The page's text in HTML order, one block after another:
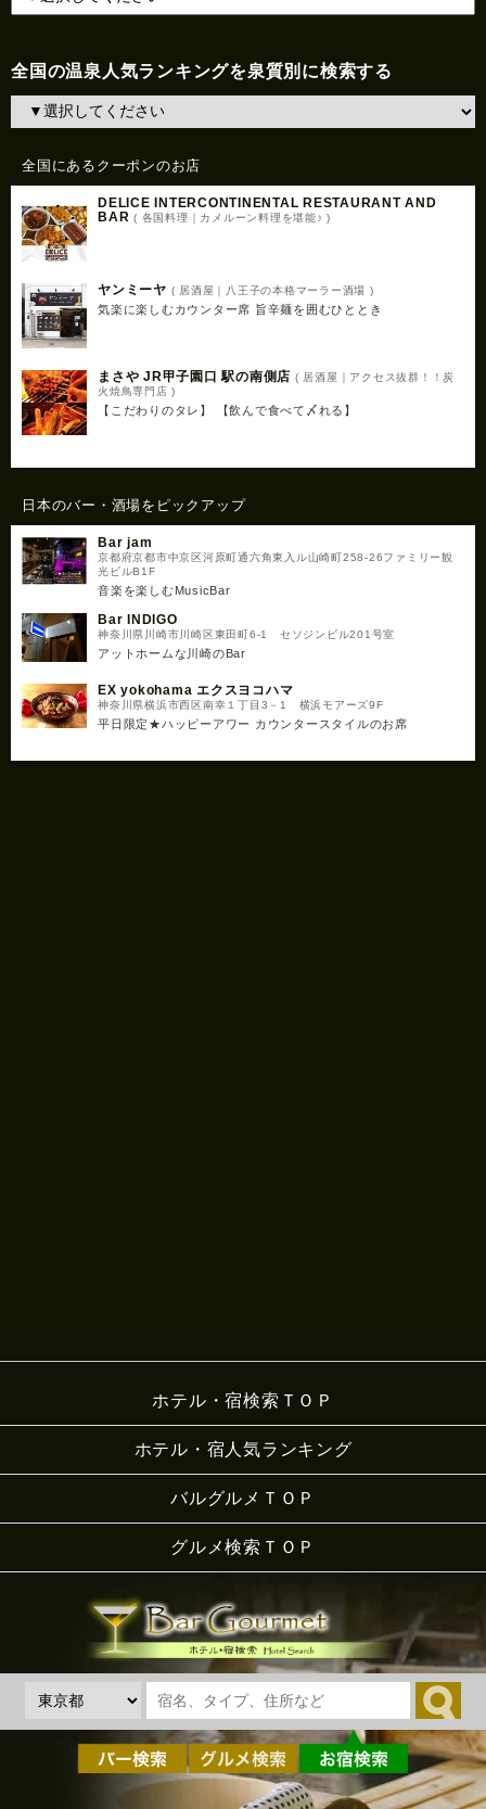
全国の温泉人気ランキングを泉質別に検索する
全国にあるクーポンのお店
DELICE INTERCONTINENTAL RESTAURANT AND
BAR ( 各国料理｜カメルーン料理を堪能♪ )
ヤンミーヤ ( 居酒屋｜八王子の本格マーラー酒場 )
気楽に楽しむカウンター席 旨辛麺を囲むひととき
まさや JR甲子園口 駅の南側店 ( 居酒屋｜アクセス抜群！！炭
火焼鳥専門店 )
【こだわりのタレ】 【飲んで食べて〆れる】
日本のバー・酒場をピックアップ
Bar jam
京都府京都市中京区河原町通六角東入ル山崎町258-26ファミリー観
光ビルB1F
音楽を楽しむMusicBar
Bar INDIGO
神奈川県川崎市川崎区東田町6-1 セソジンビル201号室
アットホームな川崎のBar
EX yokohama エクスヨコハマ
神奈川県横浜市西区南幸１丁目3－1 横浜モアーズ9F
平日限定★ハッピーアワー カウンタースタイルのお席
ホテル・宿検索ＴＯＰ
ホテル・宿人気ランキング
バルグルメＴＯＰ
グルメ検索ＴＯＰ